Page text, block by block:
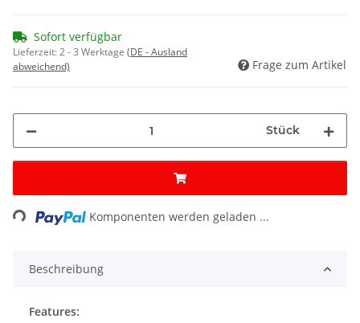
Sofort verfügbar
Lieferzeit:2 - 3 Werktage (DE - Ausland
abweichend)
Frage zum Artikel
Stück
Komponenten werden geladen ...
Beschreibung
Features: